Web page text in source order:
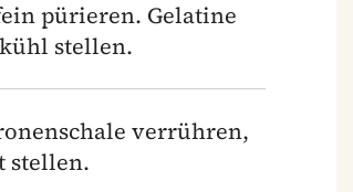
pürieren. Gelatine
stellen.
verrühren,
stellen.